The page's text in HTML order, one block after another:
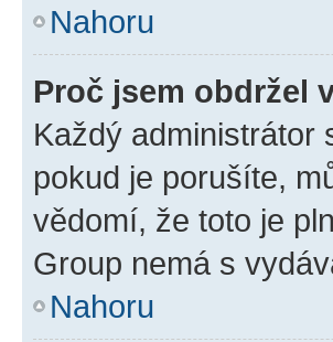
Nahoru
Proč jsem obdržel
Každý administrátor
pokud je porušíte,
vědomí, že toto je
Group nemá s
Nahoru